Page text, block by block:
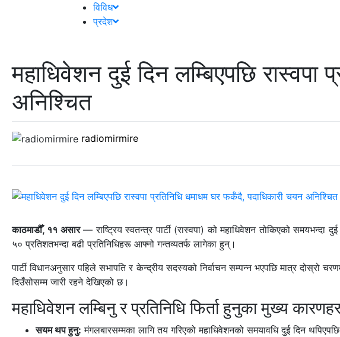
विविध
प्रदेश
महाधिवेशन दुई दिन लम्बिएपछि रास्वपा
अनिश्चित
radiomirmire
काठमाडौँ, ११ असार— राष्ट्रिय स्वतन्त्र पार्टी (रास्वपा) को महाधिवेशन तोकिएको समयभन्दा
५० प्रतिशतभन्दा बढी प्रतिनिधिहरू आफ्नो गन्तव्यतर्फ लागेका हुन्।
पार्टी विधानअनुसार पहिले सभापति र केन्द्रीय सदस्यको निर्वाचन सम्पन्न भएपछि मात्र दोस्रो
दिउँसोसम्म जारी रहने देखिएको छ।
महाधिवेशन लम्बिनु र प्रतिनिधि फिर्ता हुनुका मुख्य
सयम थप हुनु: मंगलबारसम्मका लागि तय गरिएको महाधिवेशनको समयावधि दुई दिन